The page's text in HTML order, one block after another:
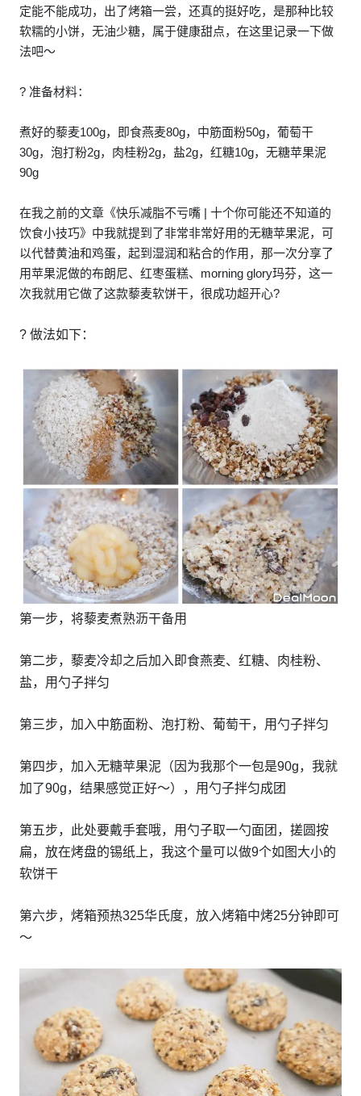
定能不能成功，出了烤箱一尝，还真的挺好吃，是那种比较
软糯的小饼，无油少糖，属于健康甜点，在这里记录一下做
法吧～
? 准备材料：
煮好的藜麦100g，即食燕麦80g，中筋面粉50g，葡萄干
30g，泡打粉2g，肉桂粉2g，盐2g，红糖10g，无糖苹果泥
90g
在我之前的文章《快乐减脂不亏嘴 | 十个你可能还不知道的
饮食小技巧》中我就提到了非常非常好用的无糖苹果泥，可
以代替黄油和鸡蛋，起到湿润和粘合的作用，那一次分享了
用苹果泥做的布朗尼、红枣蛋糕、morning glory玛芬，这一
次我就用它做了这款藜麦软饼干，很成功超开心?
? 做法如下：
第一步，将藜麦煮熟沥干备用
第二步，藜麦冷却之后加入即食燕麦、红糖、肉桂粉、
盐，用勺子拌匀
第三步，加入中筋面粉、泡打粉、葡萄干，用勺子拌匀
第四步，加入无糖苹果泥（因为我那个一包是90g，我就
加了90g，结果感觉正好～），用勺子拌匀成团
第五步，此处要戴手套哦，用勺子取一勺面团，搓圆按
扁，放在烤盘的锡纸上，我这个量可以做9个如图大小的
软饼干
第六步，烤箱预热325华氏度，放入烤箱中烤25分钟即可
～